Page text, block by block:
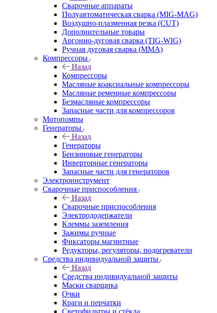
Сварочные аппараты
Полуавтоматическая сварка (MIG-MAG)
Воздушно-плазменная резка (CUT)
Дополнительные товары
Аргонно-дуговая сварка (TIG-WIG)
Ручная дуговая сварка (MMA)
Компрессоры
Назад
Компрессоры
Масляные коаксиальные компрессоры
Масляные ременные компрессоры
Безмасляные компрессоры
Запасные части для компрессоров
Мотопомпы
Генераторы
Назад
Генераторы
Бензиновые генераторы
Инверторные генераторы
Запасные части для генераторов
Электроинструмент
Сварочные приспособления
Назад
Сварочные приспособления
Электрододержатели
Клеммы заземления
Зажимы ручные
Фиксаторы магнитные
Редукторы, регуляторы, подогреватели
Средства индивидуальной защиты
Назад
Средства индивидуальной защиты
Маски сварщика
Очки
Краги и перчатки
Светофильтры и стёкла